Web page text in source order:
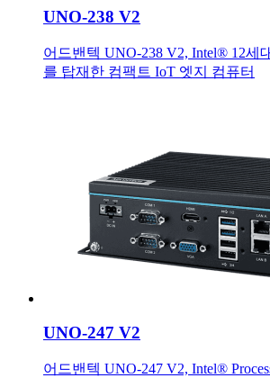
UNO-238 V2
어드밴텍 UNO-238 V2, Intel® 12세
를 탑재한 컴팩트 IoT 엣지 컴퓨터
UNO-247 V2
어드밴텍 UNO-247 V2, Intel®